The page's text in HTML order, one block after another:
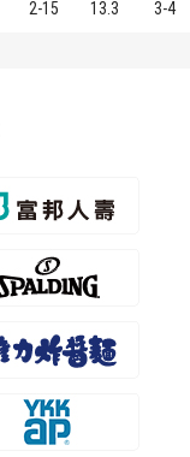
2-15 13.3 3-4